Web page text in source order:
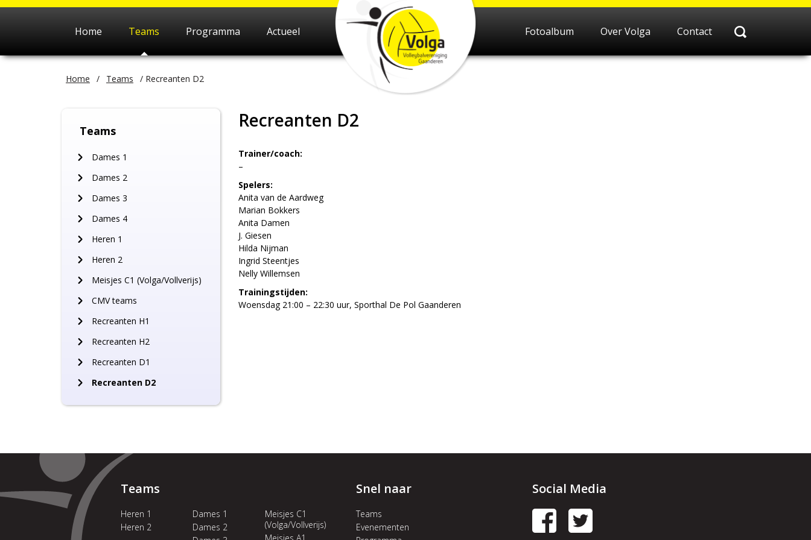
Home Teams Programma Actueel Fotoalbum Over Volga Contact
Home / Teams / Recreanten D2
Teams
Dames 1
Dames 2
Dames 3
Dames 4
Heren 1
Heren 2
Meisjes C1 (Volga/Vollverijs)
CMV teams
Recreanten H1
Recreanten H2
Recreanten D1
Recreanten D2
Recreanten D2
Trainer/coach:
–
Spelers:
Anita van de Aardweg
Marian Bokkers
Anita Damen
J. Giesen
Hilda Nijman
Ingrid Steentjes
Nelly Willemsen
Trainingstijden:
Woensdag 21:00 – 22:30 uur, Sporthal De Pol Gaanderen
Teams
Heren 1
Heren 2
Dames 1
Dames 2
Meisjes C1
(Volga/Vollverijs)
Snel naar
Teams
Evenementen
Social Media